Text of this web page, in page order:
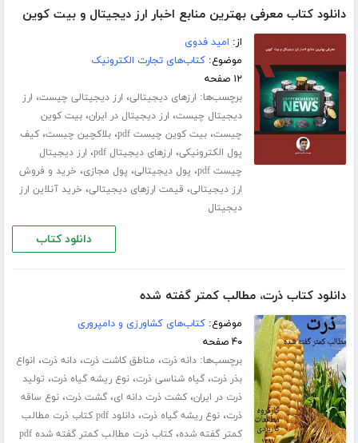
دانلود کتاب معرفی بهترین منابع اخبار ارز دیجیتال و بیت کوین
از: امید فدوی
موضوع:کتاب‌های تجارت الکترونیک
۱۲ صفحه
برچسب‌ها: ارزهای دیجیتالی، ارز دیجیتالی چیست، ارز
دیجیتال چیست، ارز دیجیتال در ایران،بیت کوین
چیست،بیت کوین چیست pdf ،بلاکچین چیست،کیف
پول الکترونیکی، ارزهای دیجیتال pdf ، ارز دیجیتال
چیست pdf
، پول دیجیتالی، پول مجازی، خرید و فروش
ارز دیجیتالی، قیمت ارزهای دیجیتالی، خرید آنلاین ارز
دیجیتال
دانلود کتاب
دانلود کتاب ذرت، مطالب کمتر گفته شده
موضوع:کتاب‌های کشاورزی و دامپروری
۴۰ صفحه
برچسب‌ها:دانه ذرت، مناطق کاشت ذرت،دانه ذرت، انواع
بذر ذرت،گیاه شناسی ذرت،نوع ریشه گیاه ذرت، تولید
ذرت در ایران،کشت ذرت دانه ای،گشت ذرت،نوع ساقه
ذرت،نوع ریشه گیاه ذرت،
دانلود pdf کتاب ذرت مطالب
کمتر گفته شده،کتاب ذرت مطالب کمتر گفته شده pdf